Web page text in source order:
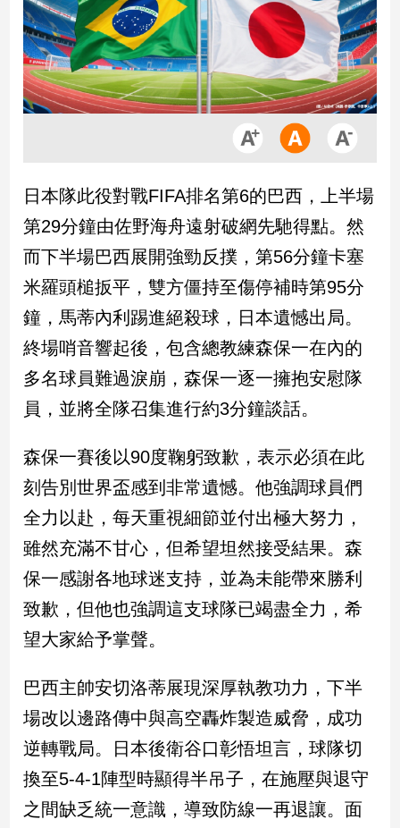
房
地
產
品
政
治
政
治
焦
觀
點
民
調
會
點
觀
點
兩
岸/
會/
地
方
新
冠
日本隊此役對戰FIFA排名第6的巴西，上半場
第29分鐘由佐野海舟遠射破網先馳得點。然
而下半場巴西展開強勁反撲，第56分鐘卡塞
米羅頭槌扳平，雙方僵持至傷停補時第95分
鐘，馬蒂內利踢進絕殺球，日本遺憾出局。
終場哨音響起後，包含總教練森保一在內的
多名球員難過淚崩，森保一逐一擁抱安慰隊
員，並將全隊召集進行約3分鐘談話。
森保一賽後以90度鞠躬致歉，表示必須在此
刻告別世界盃感到非常遺憾。他強調球員們
全力以赴，每天重視細節並付出極大努力，
雖然充滿不甘心，但希望坦然接受結果。森
保一感謝各地球迷支持，並為未能帶來勝利
致歉，但他也強調這支球隊已竭盡全力，希
望大家給予掌聲。
巴西主帥安切洛蒂展現深厚執教功力，下半
場改以邊路傳中與高空轟炸製造威脅，成功
逆轉戰局。日本後衛谷口彰悟坦言，球隊切
換至5-4-1陣型時顯得半吊子，在施壓與退守
之間缺乏統一意識，導致防線一再退讓。面